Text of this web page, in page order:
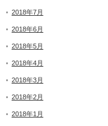
2018年7月
2018年6月
2018年5月
2018年4月
2018年3月
2018年2月
2018年1月